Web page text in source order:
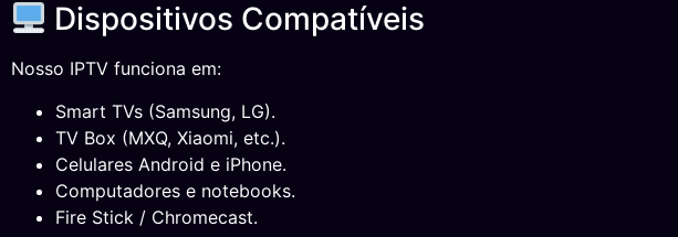
Dispositivos Compatíveis
Nosso IPTV funciona em:
Smart TVs (Samsung, LG).
TV Box (MXQ, Xiaomi, etc.).
Celulares Android e iPhone.
Computadores e notebooks.
Fire Stick / Chromecast.